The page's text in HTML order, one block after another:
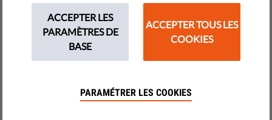
Parlement, l'espoir de voir la politique antidrogues réformée
subsiste.
by Pauline Couble
mars 28, 2016
La Cour constitutionnelle de la République italienne a
tranché : la culture de cannabis destinée à un usage
ACCEPTER LES
PARAMÈTRES DE
BASE
ACCEPTER TOUS LES
COOKIES
PARAMÉTRER LES COOKIES